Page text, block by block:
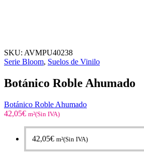
SKU: AVMPU40238
Serie Bloom, Suelos de Vinilo
Botánico Roble Ahumado
Botánico Roble Ahumado
42,05€ m²(Sin IVA)
42,05€ m²(Sin IVA)